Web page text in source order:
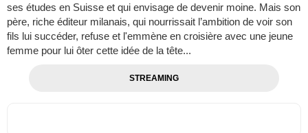
ses études en Suisse et qui envisage de devenir moine. Mais son
père, riche éditeur milanais, qui nourrissait l’ambition de voir son
fils lui succéder, refuse et l'emmène en croisière avec une jeune
femme pour lui ôter cette idée de la tête...
STREAMING